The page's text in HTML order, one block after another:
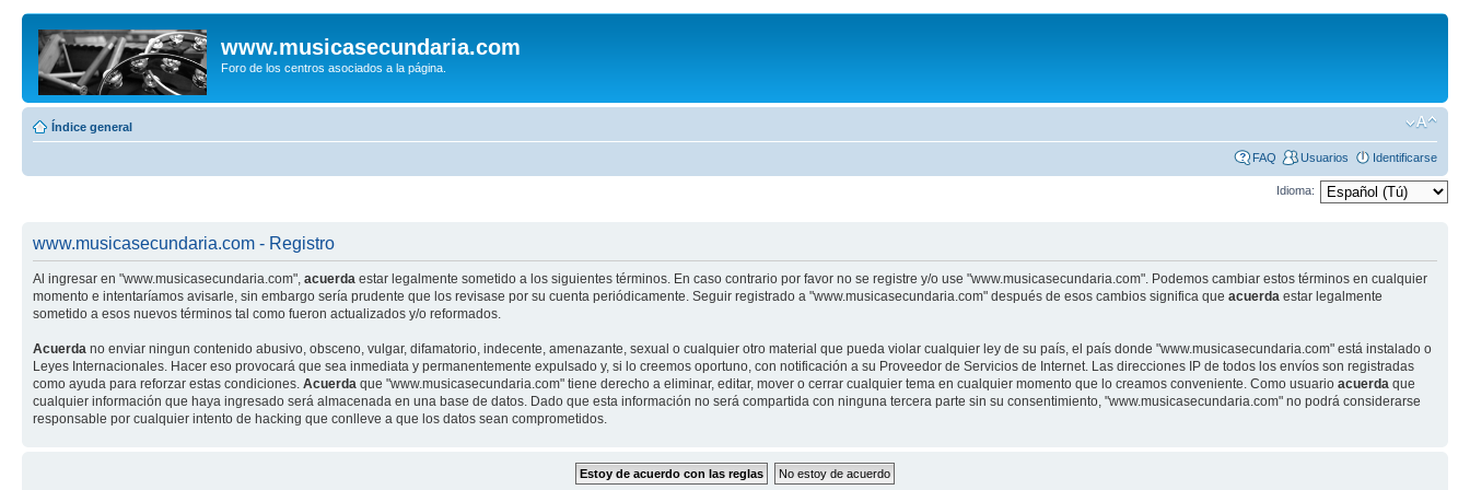
www.musicasecundaria.com
Foro de los centros asociados a la página.
Índice general
FAQ Usuarios Identificarse
Idioma:
www.musicasecundaria.com - Registro
Al ingresar en "www.musicasecundaria.com", acuerda estar legalmente sometido a los siguientes términos. En caso contrario por favor no se registre y/o use "www.musicasecundaria.com". Podemos cambiar estos términos en cualquier
momento e intentaríamos avisarle, sin embargo sería prudente que los revisase por su cuenta periódicamente. Seguir registrado a "www.musicasecundaria.com" después de esos cambios significa que acuerda estar legalmente
sometido a esos nuevos términos tal como fueron actualizados y/o reformados.
Acuerda no enviar ningun contenido abusivo, obsceno, vulgar, difamatorio, indecente, amenazante, sexual o cualquier otro material que pueda violar cualquier ley de su país, el país donde "www.musicasecundaria.com" está instalado o
Leyes Internacionales. Hacer eso provocará que sea inmediata y permanentemente expulsado y, si lo creemos oportuno, con notificación a su Proveedor de Servicios de Internet. Las direcciones IP de todos los envíos son registradas
como ayuda para reforzar estas condiciones. Acuerda que "www.musicasecundaria.com" tiene derecho a eliminar, editar, mover o cerrar cualquier tema en cualquier momento que lo creamos conveniente. Como usuario acuerda que
cualquier información que haya ingresado será almacenada en una base de datos. Dado que esta información no será compartida con ninguna tercera parte sin su consentimiento, "www.musicasecundaria.com" no podrá considerarse
responsable por cualquier intento de hacking que conlleve a que los datos sean comprometidos.